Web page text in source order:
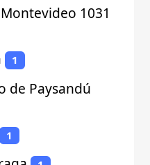
1031
1
de Paysandú
1